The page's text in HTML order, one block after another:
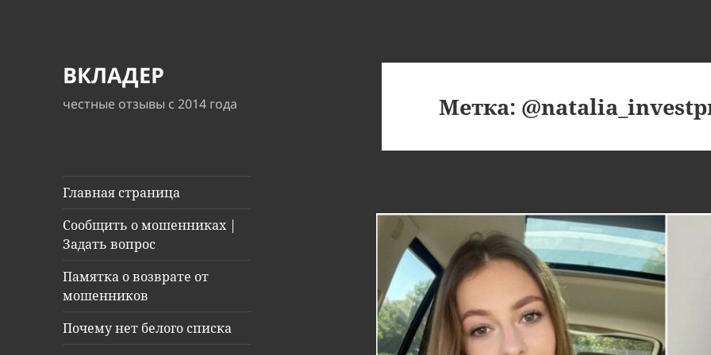
ВКЛАДЕР
честные отзывы с 2014 года
Главная страница
Сообщить о мошенниках |
Задать вопрос
Памятка о возврате от
мошенников
Почему нет белого списка
Метка: